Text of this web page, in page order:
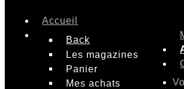
Accueil
Back
Les magazines
Panier
Mes achats